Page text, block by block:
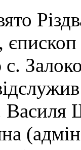
с.
Василя